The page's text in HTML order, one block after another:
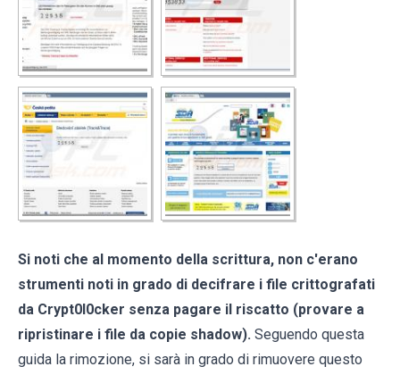
Si noti che al momento della scrittura, non c'erano
strumenti noti in grado di decifrare i file crittografati
da Crypt0l0cker senza pagare il riscatto (provare a
ripristinare i file da copie shadow). Seguendo questa
guida la rimozione, si sarà in grado di rimuovere questo